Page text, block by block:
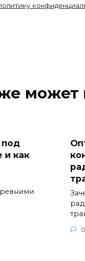
может
под
и как
0